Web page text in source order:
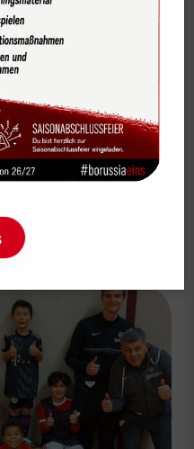
Adventskalender findet
YouTube